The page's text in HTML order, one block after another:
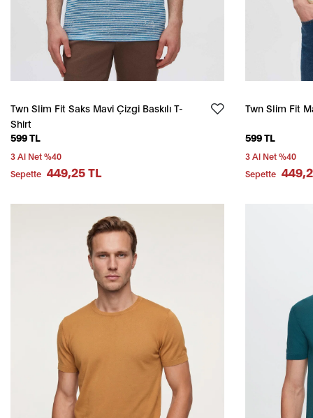
Twn Slim Fit Saks Mavi Çizgi Baskılı T-
Shirt
599 TL
3 Al Net %40
Sepette 449,25 TL
Twn Slim Fit
599 TL
3 Al Net %40
Sepette